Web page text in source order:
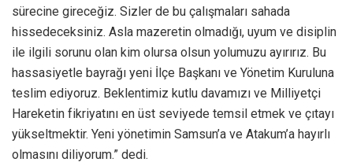
sürecine gireceğiz. Sizler de bu çalışmaları sahada
hissedeceksiniz. Asla mazeretin olmadığı, uyum ve disiplin
ile ilgili sorunu olan kim olursa olsun yolumuzu ayırırız. Bu
hassasiyetle bayrağı yeni İlçe Başkanı ve Yönetim Kuruluna
teslim ediyoruz. Beklentimiz kutlu davamızı ve Milliyetçi
Hareketin fikriyatını en üst seviyede temsil etmek ve çıtayı
yükseltmektir. Yeni yönetimin Samsun’a ve Atakum’a hayırlı
olmasını diliyorum.” dedi.